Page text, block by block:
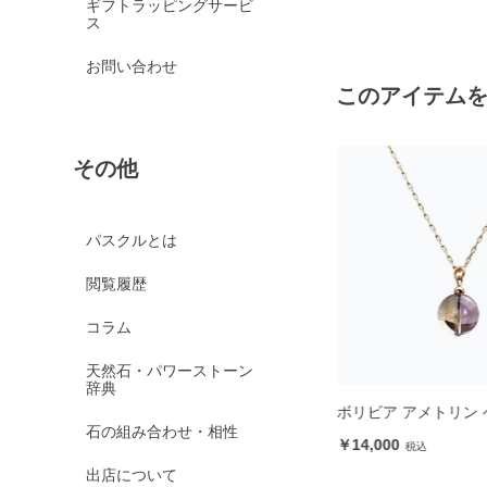
ギフトラッピングサービ
ス
お問い合わせ
その他
パスクルとは
閲覧履歴
コラム
天然石・パワーストーン
辞典
石の組み合わせ・相性
出店について
このアイテム
12mm
3,500
ボリビア アメトリン
14,000